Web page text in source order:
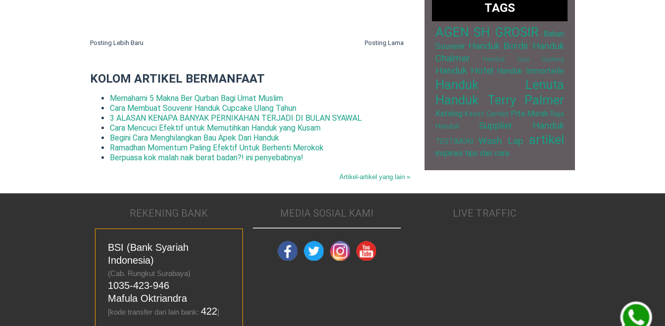
Posting Lebih Baru Posting Lama
KOLOM ARTIKEL BERMANFAAT
Memahami 5 Makna Ber Qurban Bagi Umat Muslim
Cara Membuat Souvenir Handuk Cupcake Ulang Tahun
3 ALASAN KENAPA BANYAK PERNIKAHAN TERJADI DI BULAN SYAWAL
Cara Mencuci Efektif untuk Memutihkan Handuk yang Kusam
Begini Cara Menghilangkan Bau Apek Dari Handuk
Ramadhan Momentum Paling Efektif Untuk Berhenti Merokok
Berpuasa kok malah naik berat badan?! ini penyebabnya!
Artikel-artikel yang lain »
TAGS
AGEN SH GROSIR Bahan
Souvenir Handuk Bordir Handuk
Chalmer
Handuk Cuci Gudang
Handuk Hotel Handuk Immortelle
Handuk Lenuta
Handuk Terry Palmer
Katalog Keset Cendol Pita Murah Raja
Handuk
Supplier Handuk
TESTIMONI Wash Lap artikel
inspirasi tips dan cara
REKENING BANK
BSI (Bank Syariah
Indonesia)
(Cab. Rungkut Surabaya)
1035-423-946
Mafula Oktriandra
[kode transfer dari lain bank: 422]
MEDIA SOSIAL KAMI LIVE TRAFFIC